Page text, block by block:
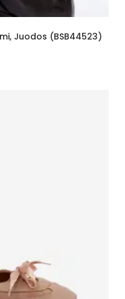
Juodos (BSB44523)